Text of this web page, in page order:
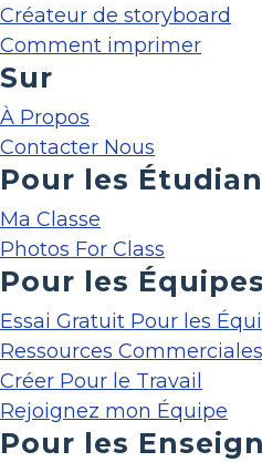
Créateur de storyboard
Comment imprimer
Sur
À Propos
Contacter Nous
Pour les
Ma Classe
Photos For Class
Pour les Équipes
Essai Gratuit Pour les
Ressources Commerciales
Créer Pour le Travail
Rejoignez mon Équipe
Pour les